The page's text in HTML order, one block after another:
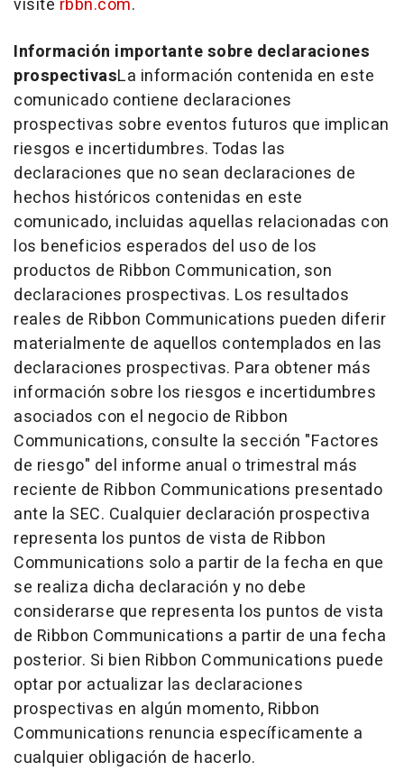
visite rbbn.com.
Información importante sobre declaraciones
prospectivasLa información contenida en este
comunicado contiene declaraciones
prospectivas sobre eventos futuros que implican
riesgos e incertidumbres. Todas las
declaraciones que no sean declaraciones de
hechos históricos contenidas en este
comunicado, incluidas aquellas relacionadas con
los beneficios esperados del uso de los
productos de Ribbon Communication, son
declaraciones prospectivas. Los resultados
reales de Ribbon Communications pueden diferir
materialmente de aquellos contemplados en las
declaraciones prospectivas. Para obtener más
información sobre los riesgos e incertidumbres
asociados con el negocio de Ribbon
Communications, consulte la sección "Factores
de riesgo" del informe anual o trimestral más
reciente de Ribbon Communications presentado
ante la SEC. Cualquier declaración prospectiva
representa los puntos de vista de Ribbon
Communications solo a partir de la fecha en que
se realiza dicha declaración y no debe
considerarse que representa los puntos de vista
de Ribbon Communications a partir de una fecha
posterior. Si bien Ribbon Communications puede
optar por actualizar las declaraciones
prospectivas en algún momento, Ribbon
Communications renuncia específicamente a
cualquier obligación de hacerlo.